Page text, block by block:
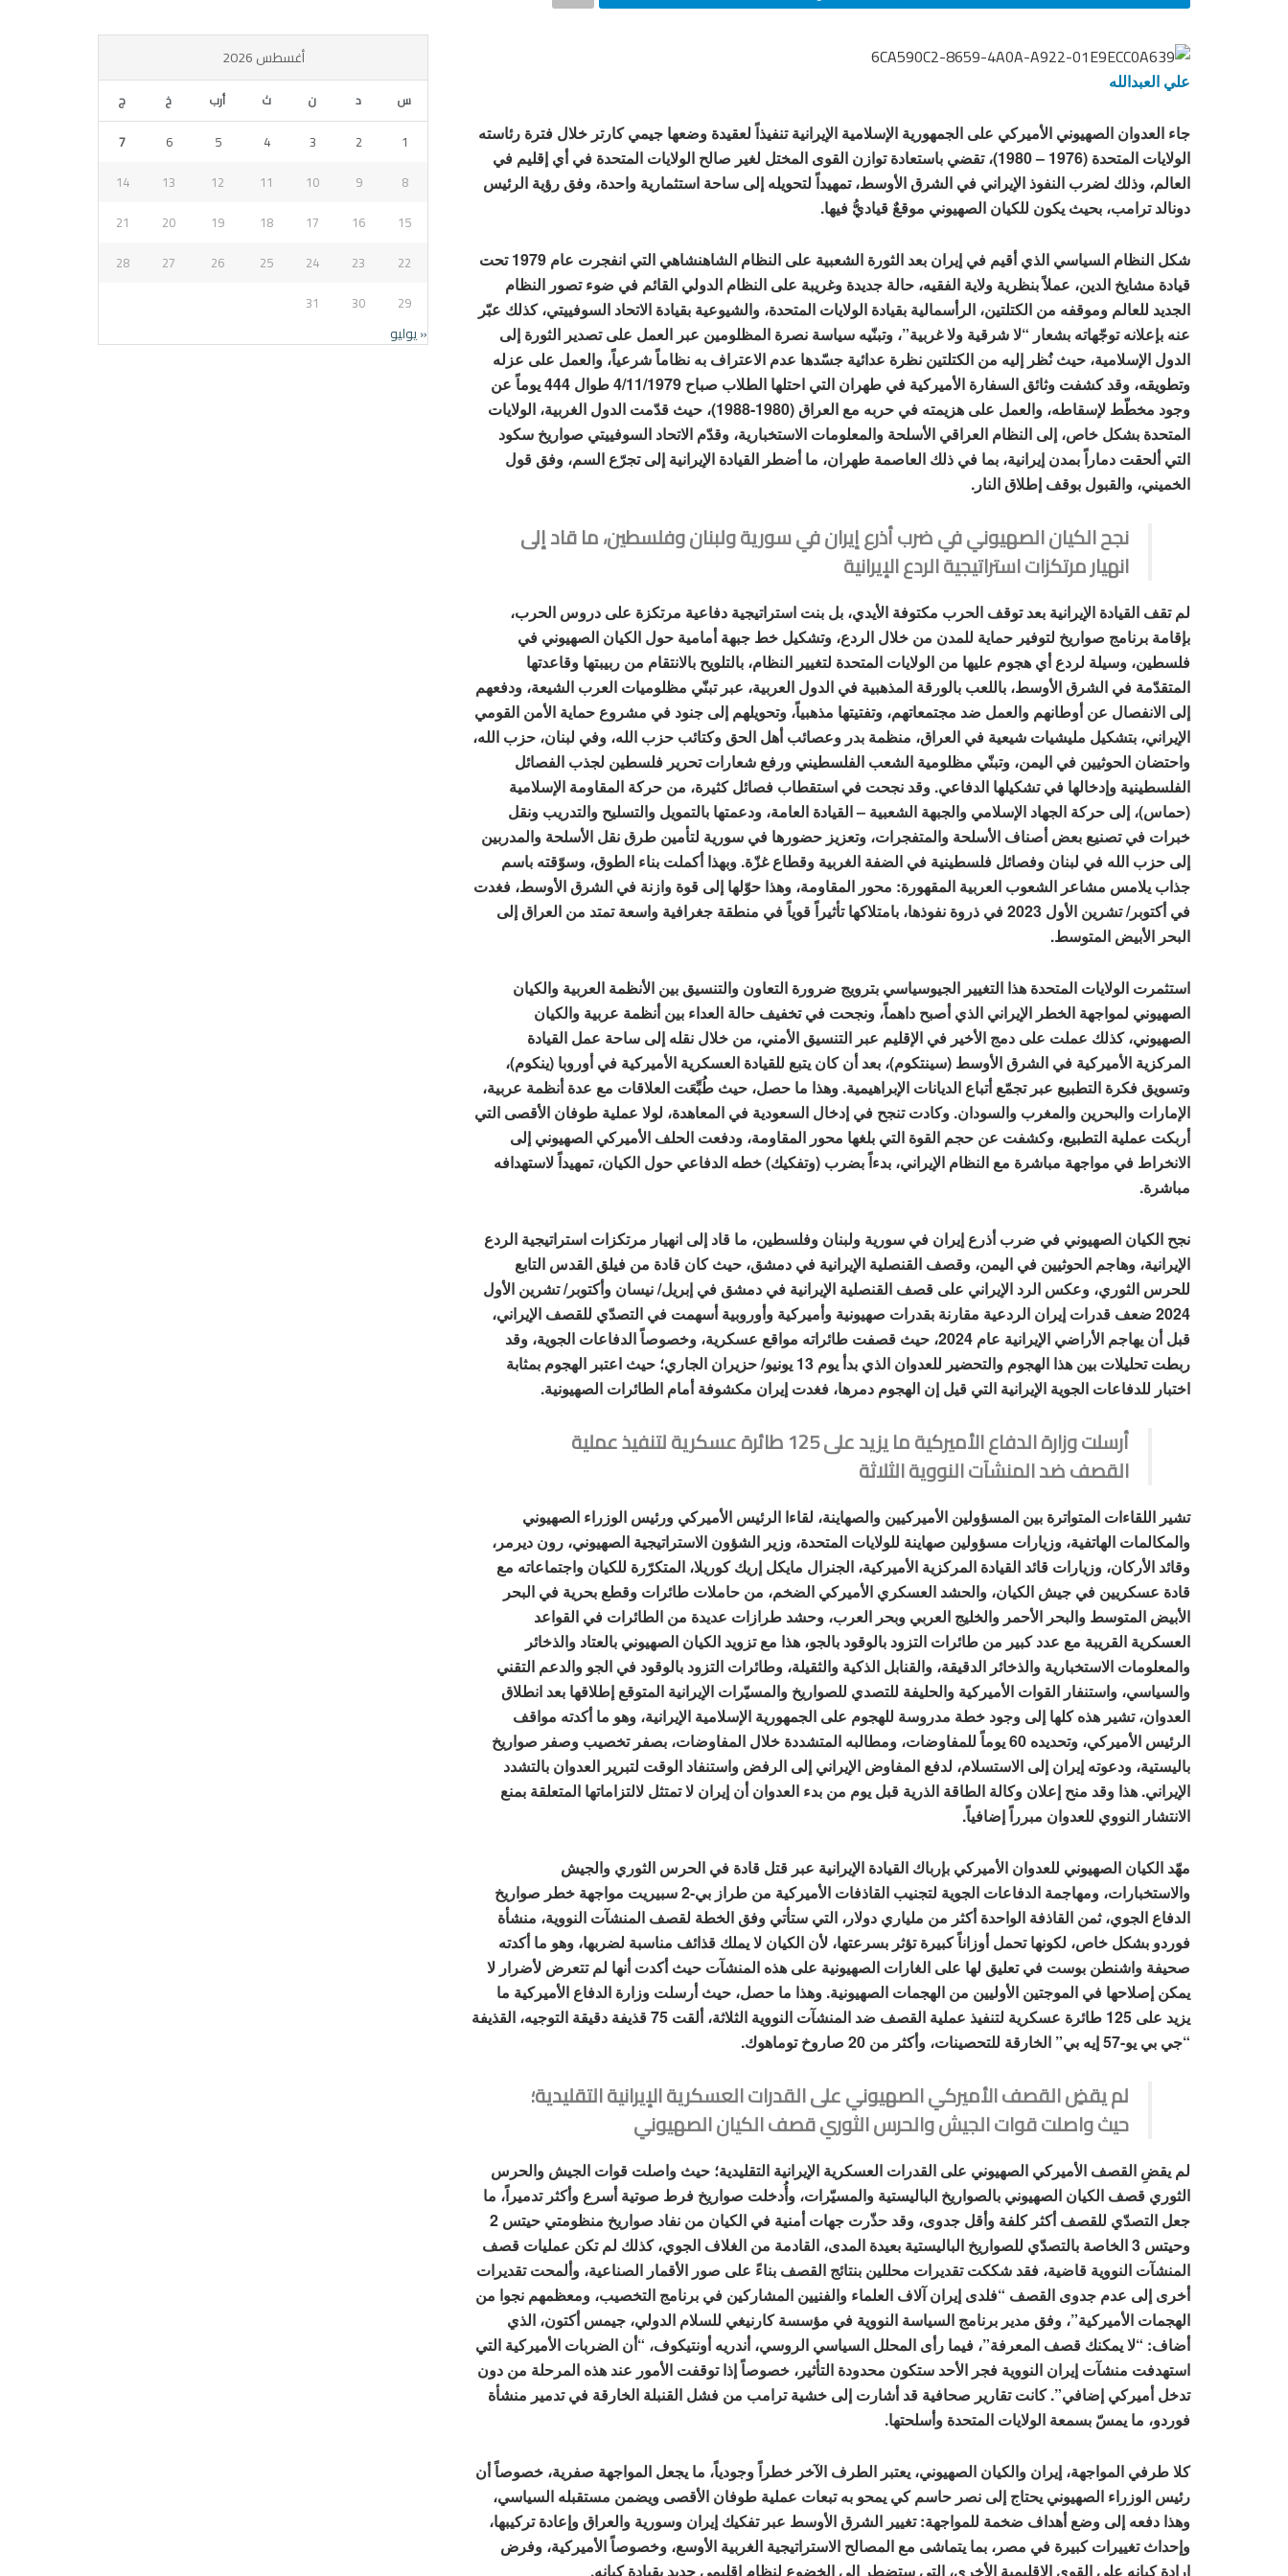
علي العبدالله
جاء العدوان الصهيوني الأميركي على الجمهورية الإسلامية الإيرانية تنفيذاً لعقيدة وضعها جيمي كارتر خلال فترة رئاسته
الولايات المتحدة (1976 – 1980)، تقضي باستعادة توازن القوى المختل لغير صالح الولايات المتحدة في أي إقليم في
العالم، وذلك لضرب النفوذ الإيراني في الشرق الأوسط، تمهيداً لتحويله إلى ساحة استثمارية واحدة، وفق رؤية الرئيس
دونالد ترامب، بحيث يكون للكيان الصهيوني موقعٌ قياديُّ فيها.
شكل النظام السياسي الذي أقيم في إيران بعد الثورة الشعبية على النظام الشاهنشاهي التي انفجرت عام 1979 تحت
قيادة مشايخ الدين، عملاً بنظرية ولاية الفقيه، حالة جديدة وغريبة على النظام الدولي القائم في ضوء تصور النظام
الجديد للعالم وموقفه من الكتلتين، الرأسمالية بقيادة الولايات المتحدة، والشيوعية بقيادة الاتحاد السوفييتي، كذلك عبّر
عنه بإعلانه توجّهاته بشعار “لا شرقية ولا غربية”، وتبنّيه سياسة نصرة المظلومين عبر العمل على تصدير الثورة إلى
الدول الإسلامية، حيث نُظر إليه من الكتلتين نظرة عدائية جسّدها عدم الاعتراف به نظاماً شرعياً، والعمل على عزله
وتطويقه، وقد كشفت وثائق السفارة الأميركية في طهران التي احتلها الطلاب صباح 4/11/1979 طوال 444 يوماً عن
وجود مخطّط لإسقاطه، والعمل على هزيمته في حربه مع العراق (1980-1988)، حيث قدّمت الدول الغربية، الولايات
المتحدة بشكل خاص، إلى النظام العراقي الأسلحة والمعلومات الاستخبارية، وقدّم الاتحاد السوفييتي صواريخ سكود
التي ألحقت دماراً بمدن إيرانية، بما في ذلك العاصمة طهران، ما أضطر القيادة الإيرانية إلى تجرّع السم، وفق قول
الخميني، والقبول بوقف إطلاق النار.
نجح الكيان الصهيوني في ضرب أذرع إيران في سورية ولبنان وفلسطين، ما قاد إلى
انهيار مرتكزات استراتيجية الردع الإيرانية
لم تقف القيادة الإيرانية بعد توقف الحرب مكتوفة الأيدي، بل بنت استراتيجية دفاعية مرتكزة على دروس الحرب،
بإقامة برنامج صواريخ لتوفير حماية للمدن من خلال الردع، وتشكيل خط جبهة أمامية حول الكيان الصهيوني في
فلسطين، وسيلة لردع أي هجوم عليها من الولايات المتحدة لتغيير النظام، بالتلويح بالانتقام من ربيبتها وقاعدتها
المتقدّمة في الشرق الأوسط، باللعب بالورقة المذهبية في الدول العربية، عبر تبنّي مظلوميات العرب الشيعة، ودفعهم
إلى الانفصال عن أوطانهم والعمل ضد مجتمعاتهم، وتفتيتها مذهبياً، وتحويلهم إلى جنود في مشروع حماية الأمن القومي
الإيراني، بتشكيل مليشيات شيعية في العراق، منظمة بدر وعصائب أهل الحق وكتائب حزب الله، وفي لبنان، حزب الله،
واحتضان الحوثيين في اليمن، وتبنّي مظلومية الشعب الفلسطيني ورفع شعارات تحرير فلسطين لجذب الفصائل
الفلسطينية وإدخالها في تشكيلها الدفاعي. وقد نجحت في استقطاب فصائل كثيرة، من حركة المقاومة الإسلامية
(حماس)، إلى حركة الجهاد الإسلامي والجبهة الشعبية – القيادة العامة، ودعمتها بالتمويل والتسليح والتدريب ونقل
خبرات في تصنيع بعض أصناف الأسلحة والمتفجرات، وتعزيز حضورها في سورية لتأمين طرق نقل الأسلحة والمدربين
إلى حزب الله في لبنان وفصائل فلسطينية في الضفة الغربية وقطاع غزّة. وبهذا أكملت بناء الطوق، وسوّقته باسم
جذاب يلامس مشاعر الشعوب العربية المقهورة: محور المقاومة، وهذا حوّلها إلى قوة وازنة في الشرق الأوسط، فغدت
في أكتوبر/ تشرين الأول 2023 في ذروة نفوذها، بامتلاكها تأثيراً قوياً في منطقة جغرافية واسعة تمتد من العراق إلى
البحر الأبيض المتوسط.
استثمرت الولايات المتحدة هذا التغيير الجيوسياسي بترويج ضرورة التعاون والتنسيق بين الأنظمة العربية والكيان
الصهيوني لمواجهة الخطر الإيراني الذي أصبح داهماً، ونجحت في تخفيف حالة العداء بين أنظمة عربية والكيان
الصهيوني، كذلك عملت على دمج الأخير في الإقليم عبر التنسيق الأمني، من خلال نقله إلى ساحة عمل القيادة
المركزية الأميركية في الشرق الأوسط (سينتكوم)، بعد أن كان يتبع للقيادة العسكرية الأميركية في أوروبا (ينكوم)،
وتسويق فكرة التطبيع عبر تجمّع أتباع الديانات الإبراهيمية. وهذا ما حصل، حيث طُبِّعَت العلاقات مع عدة أنظمة عربية،
الإمارات والبحرين والمغرب والسودان. وكادت تنجح في إدخال السعودية في المعاهدة، لولا عملية طوفان الأقصى التي
أربكت عملية التطبيع، وكشفت عن حجم القوة التي بلغها محور المقاومة، ودفعت الحلف الأميركي الصهيوني إلى
الانخراط في مواجهة مباشرة مع النظام الإيراني، بدءاً بضرب (وتفكيك) خطه الدفاعي حول الكيان، تمهيداً لاستهدافه
مباشرة.
نجح الكيان الصهيوني في ضرب أذرع إيران في سورية ولبنان وفلسطين، ما قاد إلى انهيار مرتكزات استراتيجية الردع
الإيرانية، وهاجم الحوثيين في اليمن، وقصف القنصلية الإيرانية في دمشق، حيث كان قادة من فيلق القدس التابع
للحرس الثوري، وعكس الرد الإيراني على قصف القنصلية الإيرانية في دمشق في إبريل/ نيسان وأكتوبر/ تشرين الأول
2024 ضعف قدرات إيران الردعية مقارنة بقدرات صهيونية وأميركية وأوروبية أسهمت في التصدّي للقصف الإيراني،
قبل أن يهاجم الأراضي الإيرانية عام 2024، حيث قصفت طائراته مواقع عسكرية، وخصوصاً الدفاعات الجوية، وقد
ربطت تحليلات بين هذا الهجوم والتحضير للعدوان الذي بدأ يوم 13 يونيو/ حزيران الجاري؛ حيث اعتبر الهجوم بمثابة
اختبار للدفاعات الجوية الإيرانية التي قيل إن الهجوم دمرها، فغدت إيران مكشوفة أمام الطائرات الصهيونية.
أرسلت وزارة الدفاع الأميركية ما يزيد على 125 طائرة عسكرية لتنفيذ عملية
القصف ضد المنشآت النووية الثلاثة
تشير اللقاءات المتواترة بين المسؤولين الأميركيين والصهاينة، لقاءا الرئيس الأميركي ورئيس الوزراء الصهيوني
والمكالمات الهاتفية، وزيارات مسؤولين صهاينة للولايات المتحدة، وزير الشؤون الاستراتيجية الصهيوني، رون ديرمر،
وقائد الأركان، وزيارات قائد القيادة المركزية الأميركية، الجنرال مايكل إريك كوريلا، المتكرّرة للكيان واجتماعاته مع
قادة عسكريين في جيش الكيان، والحشد العسكري الأميركي الضخم، من حاملات طائرات وقطع بحرية في البحر
الأبيض المتوسط والبحر الأحمر والخليج العربي وبحر العرب، وحشد طرازات عديدة من الطائرات في القواعد
العسكرية القريبة مع عدد كبير من طائرات التزود بالوقود بالجو، هذا مع تزويد الكيان الصهيوني بالعتاد والذخائر
والمعلومات الاستخبارية والذخائر الدقيقة، والقنابل الذكية والثقيلة، وطائرات التزود بالوقود في الجو والدعم التقني
والسياسي، واستنفار القوات الأميركية والحليفة للتصدي للصواريخ والمسيّرات الإيرانية المتوقع إطلاقها بعد انطلاق
العدوان، تشير هذه كلها إلى وجود خطة مدروسة للهجوم على الجمهورية الإسلامية الإيرانية، وهو ما أكدته مواقف
الرئيس الأميركي، وتحديده 60 يوماً للمفاوضات، ومطالبه المتشددة خلال المفاوضات، بصفر تخصيب وصفر صواريخ
باليستية، ودعوته إيران إلى الاستسلام، لدفع المفاوض الإيراني إلى الرفض واستنفاد الوقت لتبرير العدوان بالتشدد
الإيراني. هذا وقد منح إعلان وكالة الطاقة الذرية قبل يوم من بدء العدوان أن إيران لا تمتثل لالتزاماتها المتعلقة بمنع
الانتشار النووي للعدوان مبرراً إضافياً.
مهّد الكيان الصهيوني للعدوان الأميركي بإرباك القيادة الإيرانية عبر قتل قادة في الحرس الثوري والجيش
والاستخبارات، ومهاجمة الدفاعات الجوية لتجنيب القاذفات الأميركية من طراز بي-2 سبيريت مواجهة خطر صواريخ
الدفاع الجوي، ثمن القاذفة الواحدة أكثر من ملياري دولار، التي ستأتي وفق الخطة لقصف المنشآت النووية، منشأة
فوردو بشكل خاص، لكونها تحمل أوزاناً كبيرة تؤثر بسرعتها، لأن الكيان لا يملك قذائف مناسبة لضربها، وهو ما أكدته
صحيفة واشنطن بوست في تعليق لها على الغارات الصهيونية على هذه المنشآت حيث أكدت أنها لم تتعرض لأضرار لا
يمكن إصلاحها في الموجتين الأوليين من الهجمات الصهيونية. وهذا ما حصل، حيث أرسلت وزارة الدفاع الأميركية ما
يزيد على 125 طائرة عسكرية لتنفيذ عملية القصف ضد المنشآت النووية الثلاثة، ألقت 75 قذيفة دقيقة التوجيه، القذيفة
“جي بي يو-57 إيه بي” الخارقة للتحصينات، وأكثر من 20 صاروخ توماهوك.
لم يقضِ القصف الأميركي الصهيوني على القدرات العسكرية الإيرانية التقليدية؛
حيث واصلت قوات الجيش والحرس الثوري قصف الكيان الصهيوني
لم يقضِ القصف الأميركي الصهيوني على القدرات العسكرية الإيرانية التقليدية؛ حيث واصلت قوات الجيش والحرس
الثوري قصف الكيان الصهيوني بالصواريخ الباليستية والمسيّرات، وأُدخلت صواريخ فرط صوتية أسرع وأكثر تدميراً، ما
جعل التصدّي للقصف أكثر كلفة وأقل جدوى، وقد حذّرت جهات أمنية في الكيان من نفاد صواريخ منظومتي حيتس 2
وحيتس 3 الخاصة بالتصدّي للصواريخ الباليستية بعيدة المدى، القادمة من الغلاف الجوي، كذلك لم تكن عمليات قصف
المنشآت النووية قاضية، فقد شككت تقديرات محللين بنتائج القصف بناءً على صور الأقمار الصناعية، وألمحت تقديرات
أخرى إلى عدم جدوى القصف “فلدى إيران آلاف العلماء والفنيين المشاركين في برنامج التخصيب، ومعظمهم نجوا من
الهجمات الأميركية”، وفق مدير برنامج السياسة النووية في مؤسسة كارنيغي للسلام الدولي، جيمس أكتون، الذي
أضاف: “لا يمكنك قصف المعرفة”، فيما رأى المحلل السياسي الروسي، أندريه أونتيكوف، “أن الضربات الأميركية التي
استهدفت منشآت إيران النووية فجر الأحد ستكون محدودة التأثير، خصوصاً إذا توقفت الأمور عند هذه المرحلة من دون
تدخل أميركي إضافي”. كانت تقارير صحافية قد أشارت إلى خشية ترامب من فشل القنبلة الخارقة في تدمير منشأة
فوردو، ما يمسّ بسمعة الولايات المتحدة وأسلحتها.
كلا طرفي المواجهة، إيران والكيان الصهيوني، يعتبر الطرف الآخر خطراً وجودياً، ما يجعل المواجهة صفرية، خصوصاً أن
رئيس الوزراء الصهيوني يحتاج إلى نصر حاسم كي يمحو به تبعات عملية طوفان الأقصى ويضمن مستقبله السياسي،
وهذا دفعه إلى وضع أهداف ضخمة للمواجهة: تغيير الشرق الأوسط عبر تفكيك إيران وسورية والعراق وإعادة تركيبها،
وإحداث تغييرات كبيرة في مصر، بما يتماشى مع المصالح الاستراتيجية الغربية الأوسع، وخصوصاً الأميركية، وفرض
إرادة كيانه على القوى الإقليمية الأخرى، التي ستضطر إلى الخضوع لنظام إقليمي جديد بقيادة كيانه.
أغسطس 2026
س د ن ث أرب خ ج
1
2
3
4
5
6
7
8
9
10
11
12
13
14
15
16
17
18
19
20
21
22
23
24
25
26
27
28
29
30
31
« يوليو